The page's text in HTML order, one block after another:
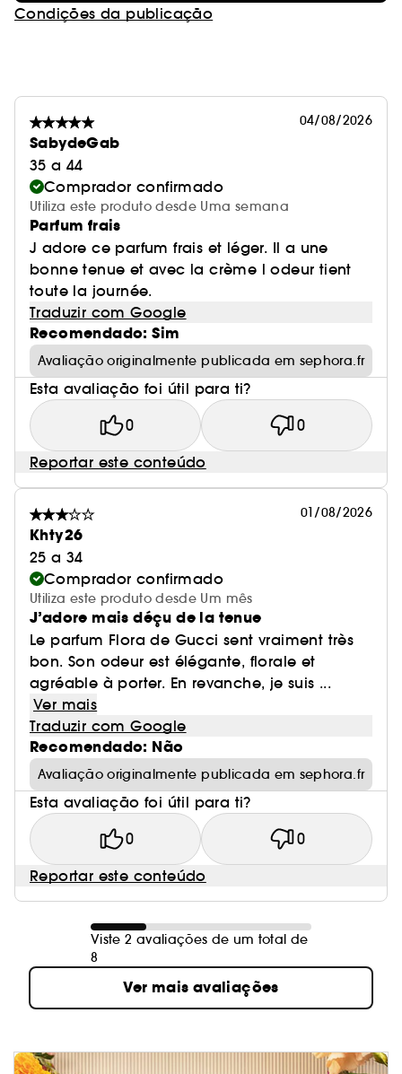
Condições da publicação
04/08/2026
SabydeGab
35 a 44
Comprador confirmado
Utiliza este produto desde Uma semana
Parfum frais
J adore ce parfum frais et léger. Il a une
bonne tenue et avec la crème l odeur tient
toute la journée.
Traduzir com Google
Recomendado: Sim
Avaliação originalmente publicada em sephora.fr
Esta avaliação foi útil para ti?
0 0
Reportar este conteúdo
01/08/2026
Khty26
25 a 34
Comprador confirmado
Utiliza este produto desde Um mês
J’adore mais déçu de la tenue
Le parfum Flora de Gucci sent vraiment très
bon. Son odeur est élégante, florale et
agréable à porter. En revanche, je suis ...
Ver mais
Traduzir com Google
Recomendado: Não
Avaliação originalmente publicada em sephora.fr
Esta avaliação foi útil para ti?
0 0
Reportar este conteúdo
Viste 2 avaliações de um total de
8
Ver mais avaliações